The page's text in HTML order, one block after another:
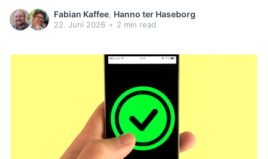
Räume zu überführen. Diese Funktion unterstützt
Schulen dabei, vorhandene Gruppenstrukturen
übernehmen. Teams in Räume umwandeln Bestehende
Teams können direkt in
Fabian Kaffee, Hanno ter Haseborg
22. Juni 2026 • 2 min read